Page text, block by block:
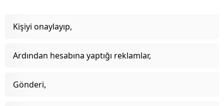
Kişiyi onaylayıp,
Ardından hesabına yaptığı reklamlar,
Gönderi,